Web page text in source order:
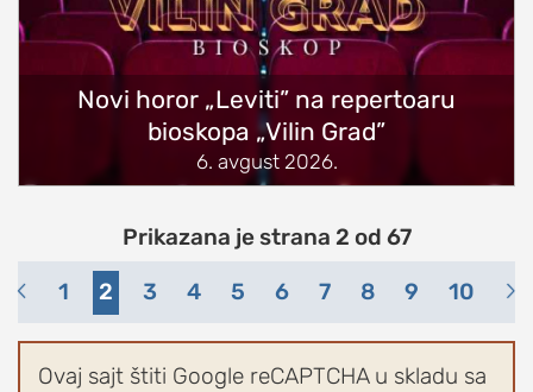
Novi horor „Leviti” na repertoaru
bioskopa „Vilin Grad”
6. avgust 2026.
Prikazana je strana 2 od 67
1
2 3 4 5 6 7 8 9 10
Ovaj sajt štiti Google reCAPTCHA u skladu sa